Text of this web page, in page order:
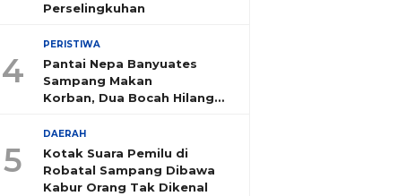
Perselingkuhan
4
PERISTIWA
Pantai Nepa Banyuates
Sampang Makan
Korban, Dua Bocah Hilang
5
DAERAH
Kotak Suara Pemilu di
Robatal Sampang Dibawa
Kabur Orang Tak Dikenal